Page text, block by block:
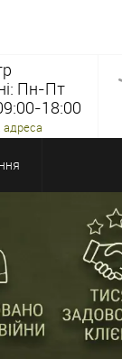
Пн-Пт
18:00
адреса